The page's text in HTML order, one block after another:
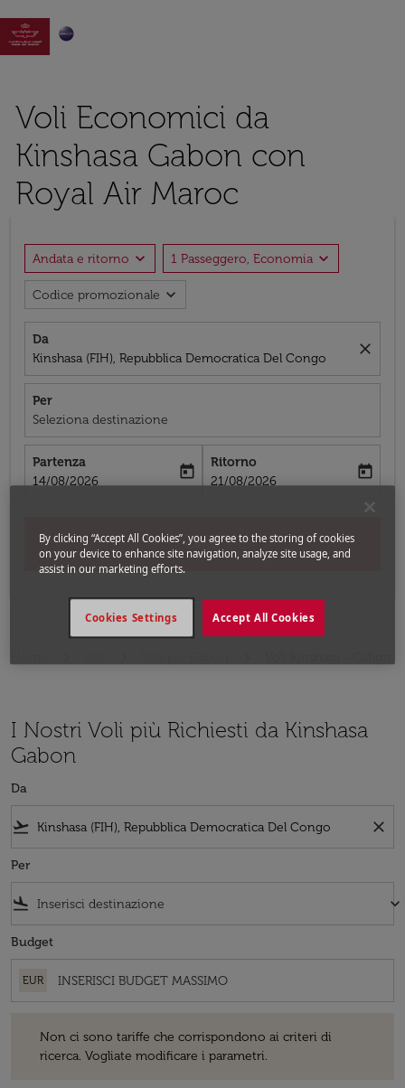

Voli Economici da
Kinshasa Gabon con
Royal Air Maroc
Andata e ritorno expand_more 1 Passeggero, Economia expand_more
Codice promozionale expand_more
Da
Kinshasa (FIH), Repubblica Democratica Del Congo
close
Per
Seleziona destinazione
Partenza
fc-booking-departure-date-aria-label
14/08/2026
today
Ritorno
fc-booking-return-date-aria-label
21/08/2026
today
Cerca
I Nostri Voli più Richiesti da Kinshasa
Gabon
Da
flight_takeoff close
Per
flight_land keyboard_arrow_down
Budget
EUR
Non ci sono tariffe che corrispondono ai criteri di
ricerca. Vogliate modificare i parametri.
By clicking “Accept All Cookies”, you agree to the storing of cookies
on your device to enhance site navigation, analyze site usage, and
assist in our marketing efforts.
Accept All Cookies
Cookies Settings